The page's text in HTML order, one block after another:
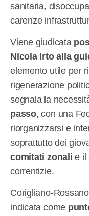
sanitaria,
carenze
Viene giudicata
Nicola Irto alla
elemento utile per
rigenerazione
segnala la
passo, con una
riorganizzarsi e
soprattutto dei
comitati zonali e il
correntizie.
Corigliano-
indicata come